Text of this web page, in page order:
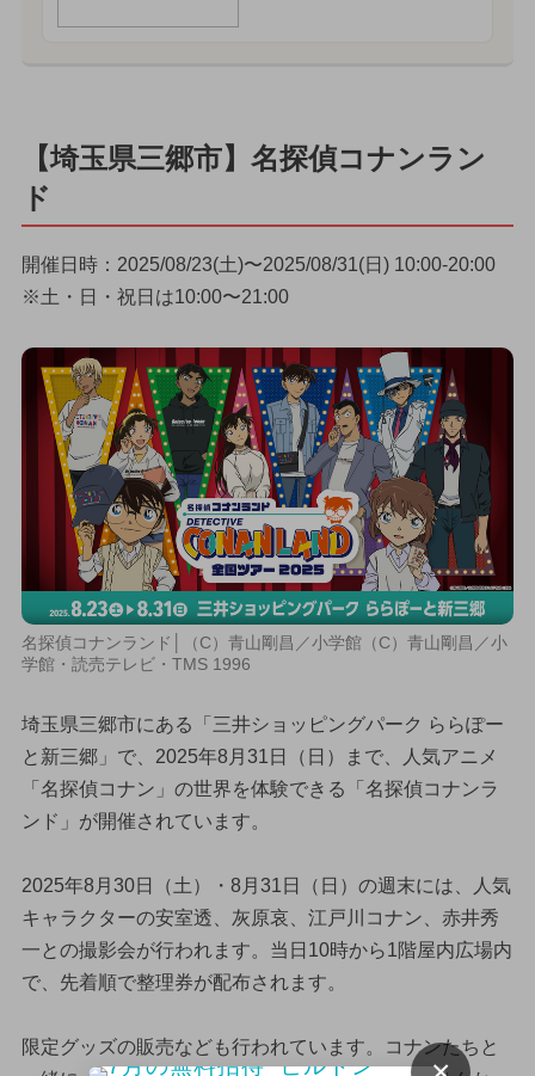
【埼玉県三郷市】名探偵コナンラン
ド
開催日時：2025/08/23(土)〜2025/08/31(日) 10:00-20:00
※土・日・祝日は10:00〜21:00
名探偵コナンランド│（C）青山剛昌／小学館（C）青山剛昌／小
学館・読売テレビ・TMS 1996
埼玉県三郷市にある「三井ショッピングパーク ららぽー
と新三郷」で、2025年8月31日（日）まで、人気アニメ
「名探偵コナン」の世界を体験できる「名探偵コナンラ
ンド」が開催されています。
2025年8月30日（土）・8月31日（日）の週末には、人気
キャラクターの安室透、灰原哀、江戸川コナン、赤井秀
一との撮影会が行われます。当日10時から1階屋内広場内
で、先着順で整理券が配布されます。
限定グッズの販売なども行われています。コナンたちと